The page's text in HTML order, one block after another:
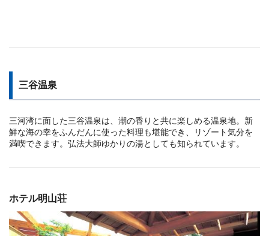
三谷温泉
三河湾に面した三谷温泉は、潮の香りと共に楽しめる温泉地。新
鮮な海の幸をふんだんに使った料理も堪能でき、リゾート気分を
満喫できます。弘法大師ゆかりの湯としても知られています。
ホテル明山荘